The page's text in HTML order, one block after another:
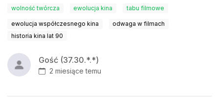
wolność twórcza ewolucja kina tabu filmowe
ewolucja współczesnego kina
odwaga w filmach
historia kina lat 90
Gość (37.30.*.*)
2 miesiące temu